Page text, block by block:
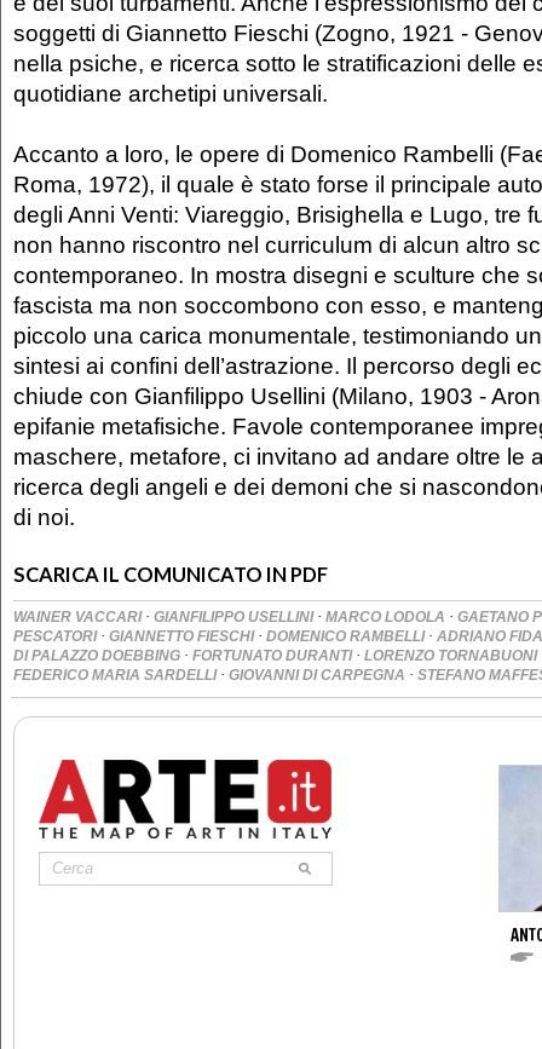
soggetti di Giannetto Fieschi (Zogno, 1921 -
nella psiche, e ricerca sotto le stratificazioni delle
quotidiane archetipi universali.
Accanto a loro, le opere di Domenico Rambelli
Roma, 1972), il quale è stato forse il principale
degli Anni Venti: Viareggio, Brisighella e Lugo, tre
non hanno riscontro nel curriculum di alcun altro
contemporaneo. In mostra disegni e sculture che
fascista ma non soccombono con esso, e
piccolo una carica monumentale, testimoniando
sintesi ai confini dell’astrazione. Il percorso degli
chiude con Gianfilippo Usellini (Milano, 1903 -
epifanie metafisiche. Favole contemporanee
maschere, metafore, ci invitano ad andare oltre le
ricerca degli angeli e dei demoni che si
di noi.
SCARICA IL COMUNICATO IN PDF
WAINER VACCARI · GIANFILIPPO USELLINI · MARCO LODOLA · GAETANO
PESCATORI · GIANNETTO FIESCHI · DOMENICO RAMBELLI · ADRIANO
DI PALAZZO DOEBBING · FORTUNATO DURANTI · LORENZO TORNABUONI
FEDERICO MARIA SARDELLI · GIOVANNI DI CARPEGNA · STEFANO